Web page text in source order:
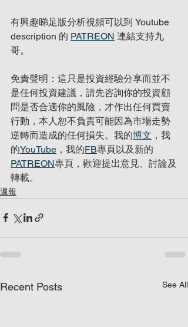
有興趣睇足版分析視頻可以到 Youtube
description 的 PATREON 連結支持九
哥。
免責聲明：這只是投資經驗分享而並不
是任何投資建議，請先咨詢你的投資顧
問是否合適你的風險，才作出任何買賣
行動，本人恕不負責可能因為市場走勢
逆轉而造成的任何損失。我的博文 ，我
的YouTube ，我的FB專頁以及新的
PATREON專頁，歡迎提出意見、討論及
轉載。
週報
Recent Posts See All